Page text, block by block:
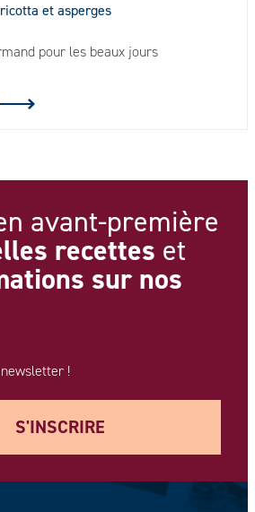
et asperges
pour les beaux jours
avant-première
recettes et
sur nos
!
S'INSCRIRE